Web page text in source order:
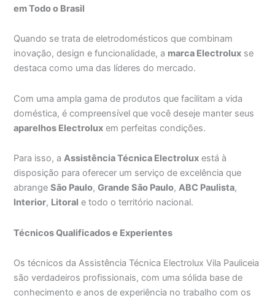
em Todo o Brasil
Quando se trata de eletrodomésticos que combinam
inovação, design e funcionalidade, a marca Electrolux se
destaca como uma das líderes do mercado.
Com uma ampla gama de produtos que facilitam a vida
doméstica, é compreensível que você deseje manter seus
aparelhos Electrolux em perfeitas condições.
Para isso, aAssistência Técnica Electrolux está à
disposição para oferecer um serviço de excelência que
abrangeSão Paulo,Grande São Paulo,ABC Paulista,
Interior, Litoral e todo o território nacional.
Técnicos Qualificados e Experientes
Os técnicos da Assistência Técnica Electrolux Vila Pauliceia
são verdadeiros profissionais, com uma sólida base de
conhecimento e anos de experiência no trabalho com os